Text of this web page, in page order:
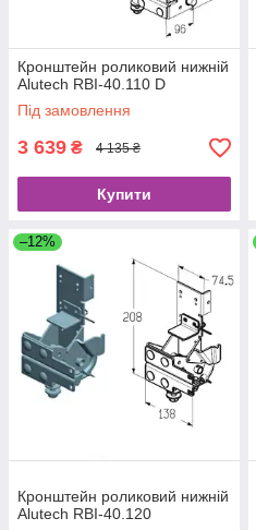
Кронштейн роликовий нижній
Alutech RBI-40.110 D
Під замовлення
3 639 ₴ 4 135 ₴
Купити
–12%
Кронштейн роликовий нижній
Alutech RBI-40.120